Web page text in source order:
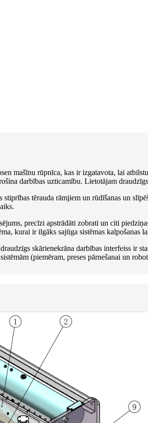
mašīnu rūpnīca, kas ir izgatavota, lai
darbības uzticamību. Lietotājam
stiprības tērauda rāmjiem un rūdīšanas un
precīzi apstrādāti zobrati un citi
kurai ir ilgāks sajūga sistēmas kalpošanas
skārienekrāna darbības interfeiss ir
(piemēram, preses pārnešanai un